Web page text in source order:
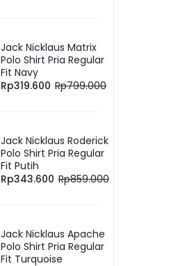
Jack Nicklaus Matrix
Polo Shirt Pria Regular
Fit Navy
Rp319.600 Rp799.000
Jack Nicklaus Roderick
Polo Shirt Pria Regular
Fit Putih
Rp343.600 Rp859.000
Jack Nicklaus Apache
Polo Shirt Pria Regular
Fit Turquoise